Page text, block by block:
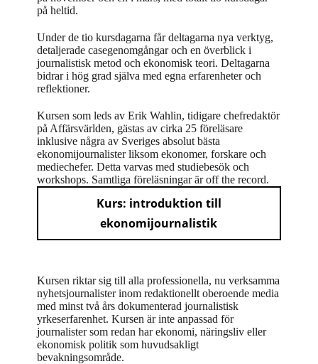
på heltid.
Under de tio kursdagarna får deltagarna nya verktyg,
detaljerade casegenomgångar och en överblick i
journalistisk metod och ekonomisk teori. Deltagarna
bidrar i hög grad själva med egna erfarenheter och
reflektioner.
Kursen som leds av Erik Wahlin, tidigare chefredaktör
på Affärsvärlden, gästas av cirka 25 föreläsare
inklusive några av Sveriges absolut bästa
ekonomijournalister liksom ekonomer, forskare och
mediechefer. Detta varvas med studiebesök och
workshops. Samtliga föreläsningar är off the record.
Kurs: introduktion till
ekonomijournalistik
Kursen riktar sig till alla professionella, nu verksamma
nyhetsjournalister inom redaktionellt oberoende media
med minst två års dokumenterad journalistisk
yrkeserfarenhet. Kursen är inte anpassad för
journalister som redan har ekonomi, näringsliv eller
ekonomisk politik som huvudsakligt
bevakningsområde.